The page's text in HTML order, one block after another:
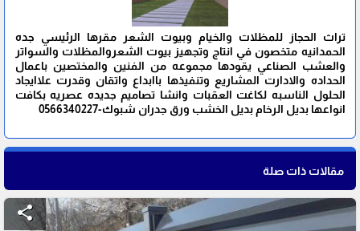
تراث الحجاز للمظلات والخيام وبيوت الشعر مقرها الرئيسي جده
الحمدانيه متخصون في انتاج وتجهيز بيوت الشعروالمظلات والسواتر
والعشب الصناعي يقودها مجموعه من الفنين والمختصين باعمال
الحداده والادارت المشاريع وتنفيذها باابداع واتقان وقدرت علاايجاد
الحلول الناسبه لكاغت العقبات وانشا تصاميم جديده عصريه بكافت
انواعها بديل الرخام بديل الخشب ورق جدران شبوك-0566340227
مقالات ذات صلة
share